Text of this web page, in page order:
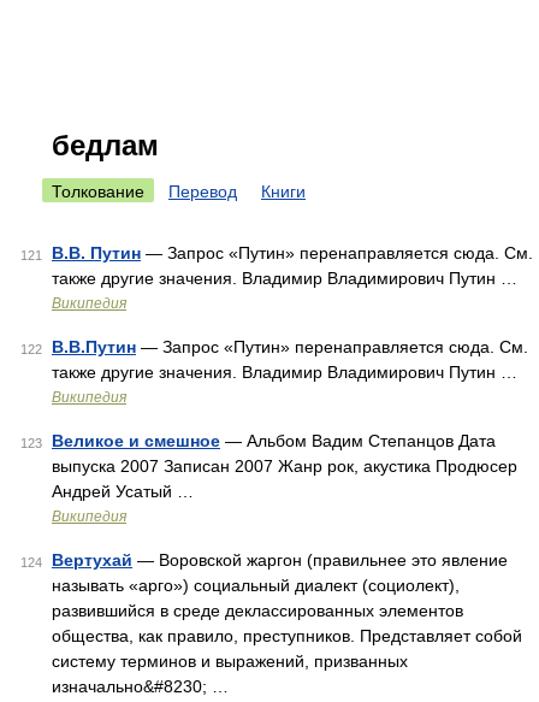
бедлам
Толкование Перевод Книги
121 В.В. Путин — Запрос «Путин» перенаправляется сюда. Cм.
также другие значения. Владимир Владимирович Путин …
Википедия
122 В.В.Путин — Запрос «Путин» перенаправляется сюда. Cм.
также другие значения. Владимир Владимирович Путин …
Википедия
123 Великое и смешное — Альбом Вадим Степанцов Дата
выпуска 2007 Записан 2007 Жанр рок, акустика Продюсер
Андрей Усатый …
Википедия
124 Вертухай — Воровской жаргон (правильнее это явление
называть «арго») социальный диалект (социолект),
развившийся в среде деклассированных элементов
общества, как правило, преступников. Представляет собой
систему терминов и выражений, призванных
изначально&#8230; …